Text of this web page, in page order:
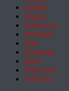
Familie
Digital
Entdecken
Mobilität
Sinn
Hamburg
Sport
Österreich
Schweiz